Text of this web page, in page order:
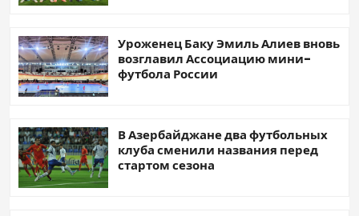
Уроженец Баку Эмиль Алиев вновь
возглавил Ассоциацию мини-
футбола России
В Азербайджане два футбольных
клуба сменили названия перед
стартом сезона